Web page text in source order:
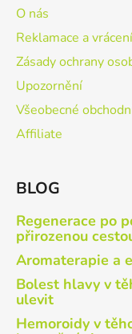
O nás
Reklamace a vrácení
Zásady ochrany
Upozornění
Všeobecné
Affiliate
BLOG
Regenerace po
přirozenou
Aromaterapie a
Bolest hlavy v
ulevit
Hemoroidy v